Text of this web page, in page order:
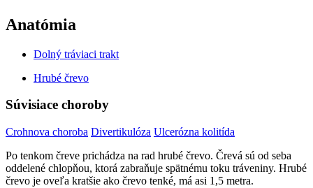
Anatómia
Dolný tráviaci trakt
Hrubé črevo
Súvisiace choroby
Crohnova choroba Divertikulóza Ulcerózna kolitída
Po tenkom čreve prichádza na rad hrubé črevo. Črevá sú od seba
oddelené chlopňou, ktorá zabraňuje spätnému toku tráveniny. Hrubé
črevo je oveľa kratšie ako črevo tenké, má asi 1,5 metra.